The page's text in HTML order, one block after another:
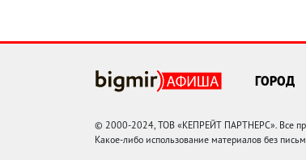
ГОРОД
© 2000-2024, ТОВ «КЕПРЕЙТ ПАРТНЕРС». Все
Какое-либо использование материалов без